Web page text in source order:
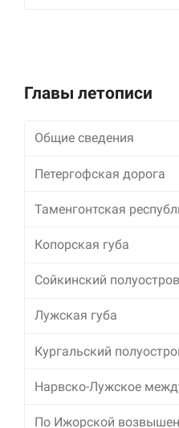
Главы летописи
Общие сведения
Петергофская дорога
Таменгонтская
Копорская губа
Сойкинский полуостров
Лужская губа
Кургальский
Нарвско-Лужское
По Ижорской